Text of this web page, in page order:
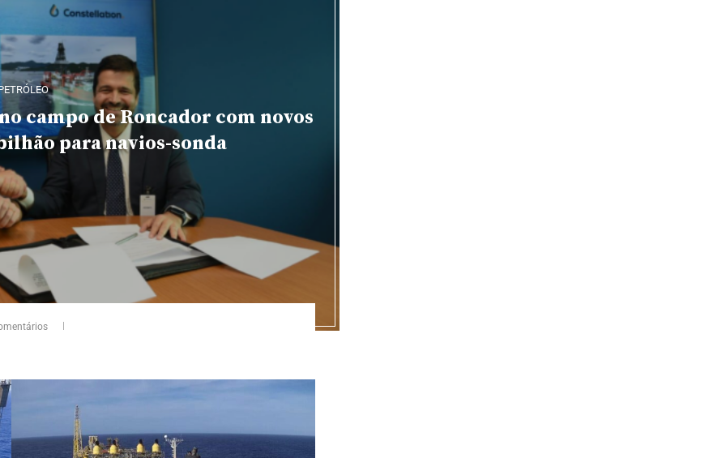
campo de Roncador com novos
para navios-sonda